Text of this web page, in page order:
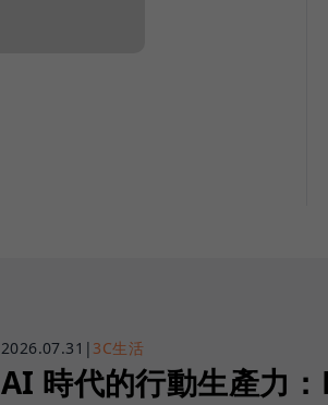
2026.07.31 | 3C生活
AI 時代的行動生產力